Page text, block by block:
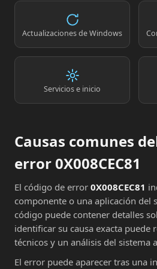
Actualizaciones de Windows
Servicios e inicio
Causas comunes
error 0X008CEC81
El código de error 0X008CEC81
componente o una aplicación del
código puede contener detalles
identificar su causa exacta puede
técnicos y un análisis del sistema
El error puede aparecer tras una